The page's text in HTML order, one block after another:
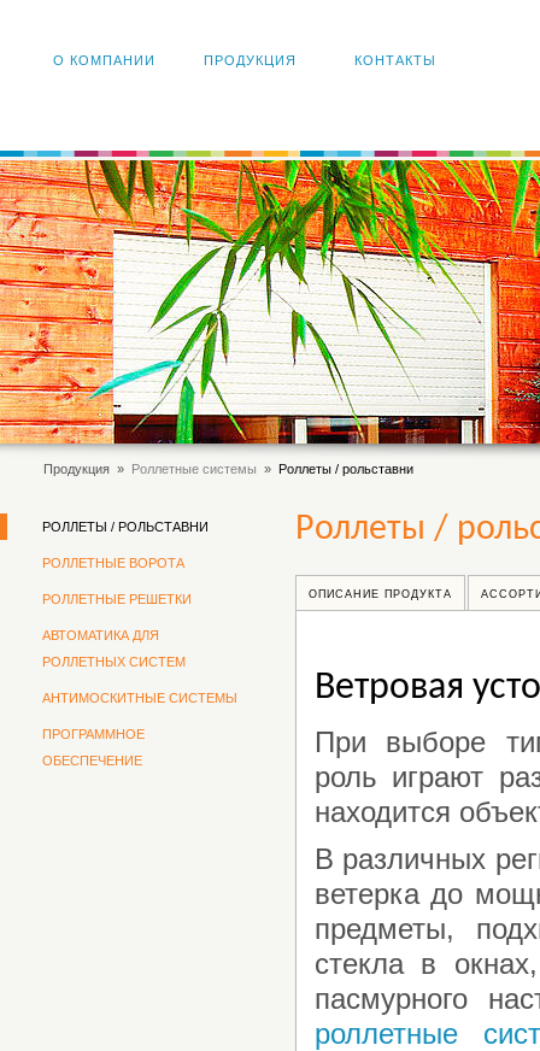
О КОМПАНИИ ПРОДУКЦИЯ КОНТАКТЫ
Продукция » Роллетные системы » Роллеты / рольставни
РОЛЛЕТЫ / РОЛЬСТАВНИ
РОЛЛЕТНЫЕ ВОРОТА
РОЛЛЕТНЫЕ РЕШЕТКИ
АВТОМАТИКА ДЛЯ
РОЛЛЕТНЫХ СИСТЕМ
АНТИМОСКИТНЫЕ СИСТЕМЫ
ПРОГРАММНОЕ
ОБЕСПЕЧЕНИЕ
Роллеты /
ОПИСАНИЕ ПРОДУКТА
Ветровая
При выборе
роль играют
находится
В различных
ветерка до
предметы,
стекла в
пасмурного
роллетные